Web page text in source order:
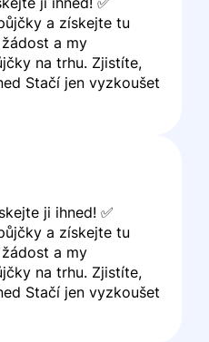
a získejte tu
žádost a my
na trhu. Zjistíte,
Stačí jen vyzkoušet
ji ihned! ✅
a získejte tu
žádost a my
na trhu. Zjistíte,
Stačí jen vyzkoušet